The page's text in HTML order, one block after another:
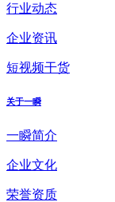
行业动态
企业资讯
短视频干货
关于一瞬
一瞬简介
企业文化
荣誉资质